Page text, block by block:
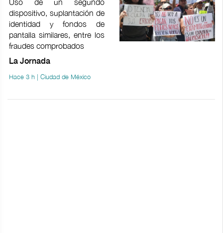
dispositivo, suplantación de
identidad y fondos de
pantalla similares, entre los
fraudes comprobados
La Jornada
Hace 3 h | Ciudad de México